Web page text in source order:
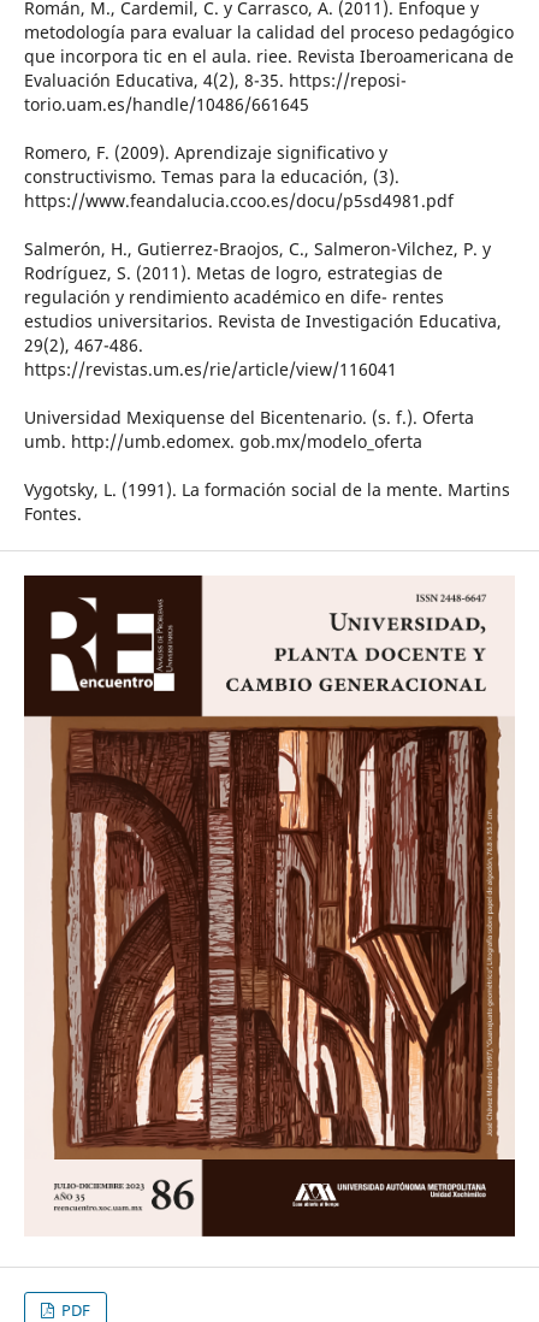
Román, M., Cardemil, C. y Carrasco, A. (2011). Enfoque y
metodología para evaluar la calidad del proceso pedagógico
que incorpora tic en el aula. riee. Revista Iberoamericana de
Evaluación Educativa, 4(2), 8-35. https://reposi-
torio.uam.es/handle/10486/661645
Romero, F. (2009). Aprendizaje significativo y
constructivismo. Temas para la educación, (3).
https://www.feandalucia.ccoo.es/docu/p5sd4981.pdf
Salmerón, H., Gutierrez-Braojos, C., Salmeron-Vilchez, P. y
Rodríguez, S. (2011). Metas de logro, estrategias de
regulación y rendimiento académico en dife- rentes
estudios universitarios. Revista de Investigación Educativa,
29(2), 467-486.
https://revistas.um.es/rie/article/view/116041
Universidad Mexiquense del Bicentenario. (s. f.). Oferta
umb. http://umb.edomex. gob.mx/modelo_oferta
Vygotsky, L. (1991). La formación social de la mente. Martins
Fontes.
PDF